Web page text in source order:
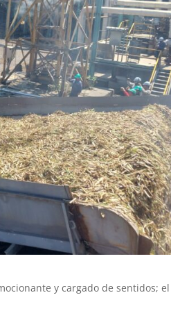
y cargado de sentidos;